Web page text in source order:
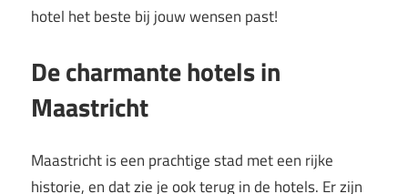
hotel het beste bij jouw wensen past!
De charmante hotels in
Maastricht
Maastricht is een prachtige stad met een rijke
historie, en dat zie je ook terug in de hotels. Er zijn